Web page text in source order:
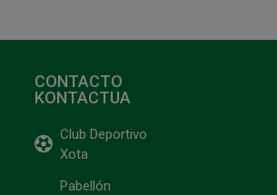
CONTACTO
KONTACTUA
Club Deportivo
Xota
Pabellón